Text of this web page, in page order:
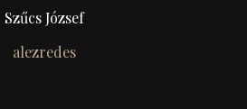
Szűcs József
alezredes